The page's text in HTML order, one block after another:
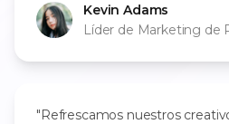
Kevin Adams
Líder de Marketing de
"Refrescamos nuestros